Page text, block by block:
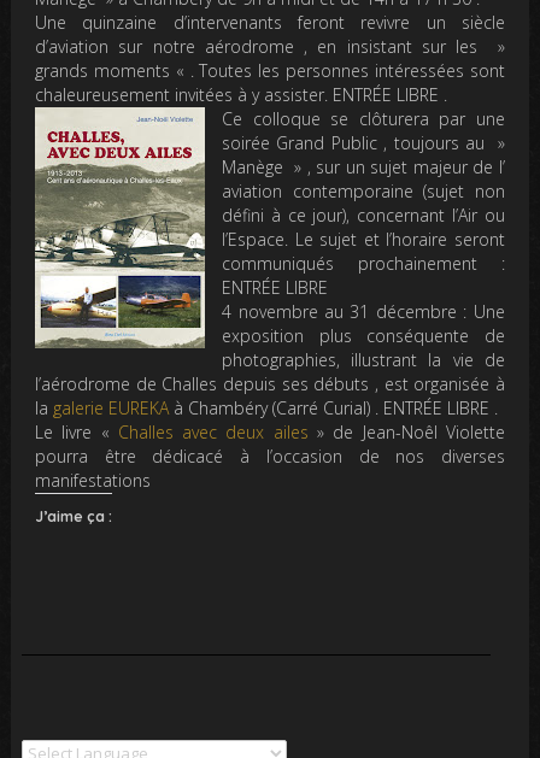
Une quinzaine d’intervenants feront revivre un siècle
d’aviation sur notre aérodrome , en insistant sur les »
grands moments « . Toutes les personnes intéressées sont
chaleureusement invitées à y assister. ENTRÉE LIBRE .
Ce colloque se clôturera par une
soirée Grand Public , toujours au »
Manège » , sur un sujet majeur de l’
aviation contemporaine (sujet non
défini à ce jour), concernant l’Air ou
l’Espace. Le sujet et l’horaire seront
communiqués prochainement :
ENTRÉE LIBRE
4 novembre au 31 décembre : Une
exposition plus conséquente de
photographies, illustrant la vie de
l’aérodrome de Challes depuis ses débuts , est organisée à
la galerie EUREKAà Chambéry (Carré Curial) . ENTRÉE LIBRE .
Le livre « Challes avec deux ailes » de Jean-Noêl Violette
pourra être dédicacé à l’occasion de nos diverses
manifestations
J’aime ça :